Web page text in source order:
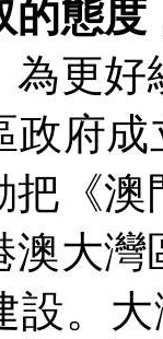
的態度
為更好
政府成
把《澳
澳大
設。